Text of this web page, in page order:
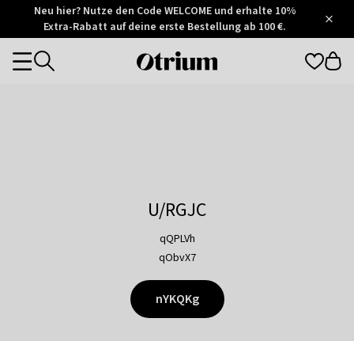
Otrium
Trustpilot
Neu hier? Nutze den Code WELCOME und erhalte 10%
Extra-Rabatt auf deine erste Bestellung ab 100 €.
Otrium
Categories
U/RGJC
qQPLVh
qObvX7
nYKQKg